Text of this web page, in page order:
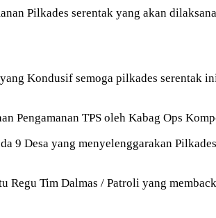
Pilkades serentak yang akan
Kondusif semoga pilkades serentak
Pengamanan TPS oleh Kabag Ops
9 Desa yang menyelenggarakan
Regu Tim Dalmas / Patroli yang